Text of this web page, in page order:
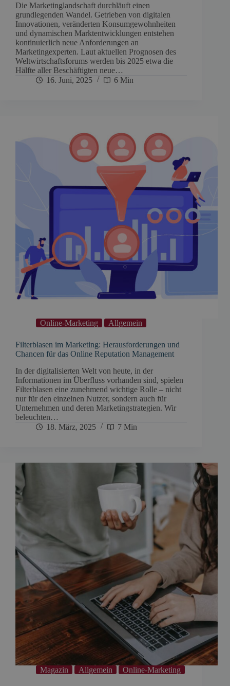
Die Marketinglandschaft durchläuft einen
grundlegenden Wandel. Getrieben von digitalen
Innovationen, veränderten Konsumgewohnheiten
und dynamischen Marktentwicklungen entstehen
kontinuierlich neue Anforderungen an
Marketingexperten. Laut aktuellen Prognosen des
Weltwirtschaftsforums werden bis 2025 etwa die
Hälfte aller Beschäftigten neue…
16. Juni, 2025
6 Min
Online-Marketing Allgemein
Filterblasen im Marketing: Herausforderungen und
Chancen für das Online Reputation Management
In der digitalisierten Welt von heute, in der
Informationen im Überfluss vorhanden sind, spielen
Filterblasen eine zunehmend wichtige Rolle – nicht
nur für den einzelnen Nutzer, sondern auch für
Unternehmen und deren Marketingstrategien. Wir
beleuchten…
18. März, 2025
7 Min
Magazin Allgemein Online-Marketing